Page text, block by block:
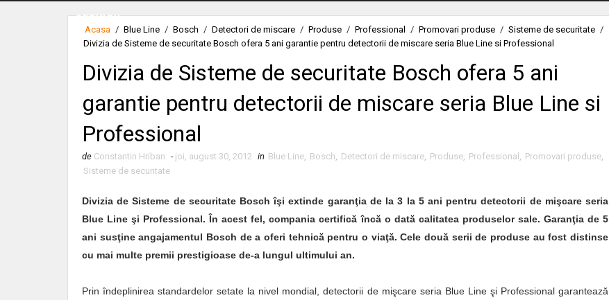
SERVICII
Acasa / Blue Line / Bosch / Detectori de miscare / Produse / Professional / Promovari produse / Sisteme de securitate /
Divizia de Sisteme de securitate Bosch ofera 5 ani garantie pentru detectorii de miscare seria Blue Line si Professional
Divizia de Sisteme de securitate Bosch ofera 5 ani
garantie pentru detectorii de miscare seria Blue Line si
Professional
de Constantin Hriban - joi, august 30, 2012 in Blue Line, Bosch, Detectori de miscare, Produse, Professional , Promovari produse,
Sisteme de securitate
Divizia de Sisteme de securitate Bosch îşi extinde garanţia de la 3 la 5 ani pentru detectorii de mişcare seria
Blue Line şi Professional. În acest fel, compania certifică încă o dată calitatea produselor sale. Garanţia de 5
ani susţine angajamentul Bosch de a oferi tehnică pentru o viaţă. Cele două serii de produse au fost distinse
cu mai multe premii prestigioase de-a lungul ultimului an.
Prin îndeplinirea standardelor setate la nivel mondial, detectorii de mişcare seria Blue Line şi Professional garantează